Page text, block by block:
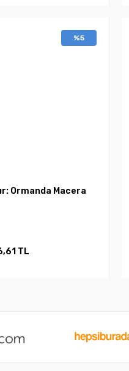
%5
Ormanda Macera
TL